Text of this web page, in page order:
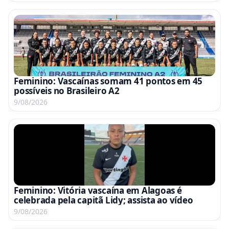
Feminino: Vascaínas somam 41 pontos em 45
possíveis no Brasileiro A2
9/08/2026
Feminino: Vitória vascaína em Alagoas é
celebrada pela capitã Lidy; assista ao vídeo
9/08/2026